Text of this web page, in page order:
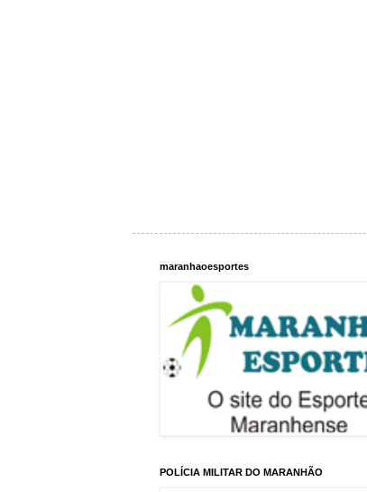
maranhaoesportes
POLÍCIA MILITAR DO MARANHÃO